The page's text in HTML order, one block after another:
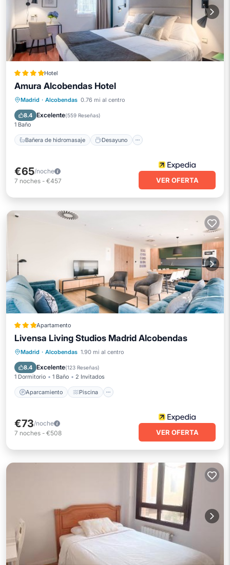
Hotel
Amura Alcobendas Hotel
Madrid · Alcobendas 0.76 mi al centro
8.4 Excelente(559 Reseñas)
1 Baño
Bañera de hidromasaje Desayuno
Bañera de hidromasaje
Aparcamiento
€65/noche
7 noches - €457 VER OFERTA
Apartamento
Livensa Living Studios Madrid Alcobendas
Madrid · Alcobendas 1.90 mi al centro
8.4 Excelente(123 Reseñas)
1 Dormitorio 1 Baño 2 Invitados
Aparcamiento Piscina
Aparcamiento Piscina
Aire acondicionado
€73/noche
7 noches - €508 VER OFERTA